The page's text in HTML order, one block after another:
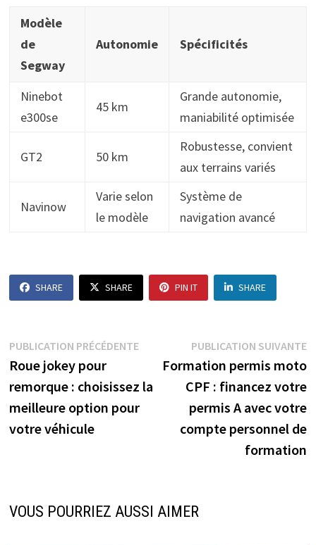
Modèle
de
Segway
Autonomie Spécificités
Ninebot
e300se
45 km
Grande autonomie,
maniabilité optimisée
GT2 50 km
Robustesse, convient
aux terrains variés
Navinow
Varie selon
le modèle
Système de
navigation avancé
SHARE SHARE PIN IT SHARE
Navigation
de
l’article
PUBLICATION PRÉCÉDENTEPublication
précédente :
Roue jokey pour
remorque : choisissez la
meilleure option pour
votre véhicule
PUBLICATION SUIVANTE
Formation permis moto
CPF : financez votre
permis A avec votre
compte personnel de
formation
VOUS POURRIEZ AUSSI AIMER